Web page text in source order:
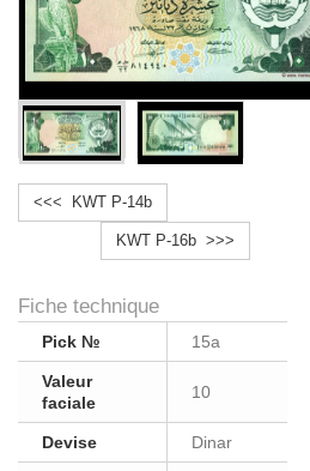
<<< KWT P-14b
KWT P-16b >>>
Fiche technique
Pick № 15a
Valeur
faciale
10
Devise Dinar